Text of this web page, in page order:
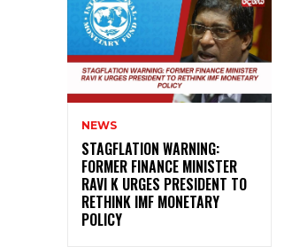
NEWS
STAGFLATION WARNING:
FORMER FINANCE MINISTER
RAVI K URGES PRESIDENT TO
RETHINK IMF MONETARY
POLICY